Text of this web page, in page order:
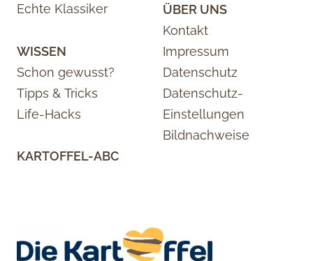
Echte Klassiker
WISSEN
Schon gewusst?
Tipps & Tricks
Life-Hacks
KARTOFFEL-ABC
ÜBER UNS
Kontakt
Impressum
Datenschutz
Datenschutz-
Einstellungen
Bildnachweise